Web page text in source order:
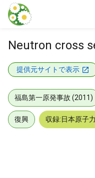
本文に飛ぶ
Neutron cross
提供元サイトで表示
福島第一原発事故 (2011)
復興 収録:日本原子